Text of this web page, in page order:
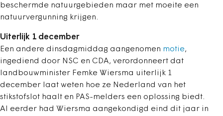
beschermde natuurgebieden maar met moeite een
natuurvergunning krijgen.
Uiterlijk 1 december
Een andere dinsdagmiddag aangenomen motie,
ingediend door NSC en CDA, verordonneert dat
landbouwminister Femke Wiersma uiterlijk 1
december laat weten hoe ze Nederland van het
stikstofslot haalt en PAS-melders een oplossing biedt.
Al eerder had Wiersma aangekondigd eind dit jaar in